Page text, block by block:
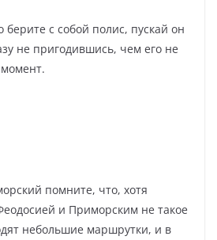
берите с собой полис, пускай он
не пригодившись, чем его не
помните, что, хотя
и Приморским не такое
небольшие маршрутки, и в